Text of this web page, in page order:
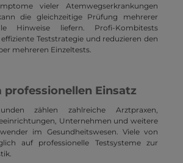
vieler Atemwegserkrankungen
die gleichzeitige Prüfung mehrerer
Hinweise liefern. Profi-Kombitests
Teststrategie und reduzieren den
mehreren Einzeltests.
Einsatz
zählen zahlreiche Arztpraxen,
Unternehmen und weitere
im Gesundheitswesen. Viele von
auf professionelle Testsysteme zur